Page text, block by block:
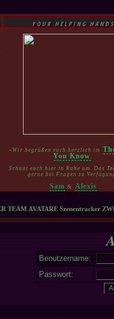
YOUR HELPING HANDS
»Wir begrüßen euch herzlich im
You Know .
Schaut euch hier in Ruhe um. Das
gerne bei Fragen zu
Sam & Alexis
TEAM AVATARE Szenentracker
Benutzername:
Passwort: